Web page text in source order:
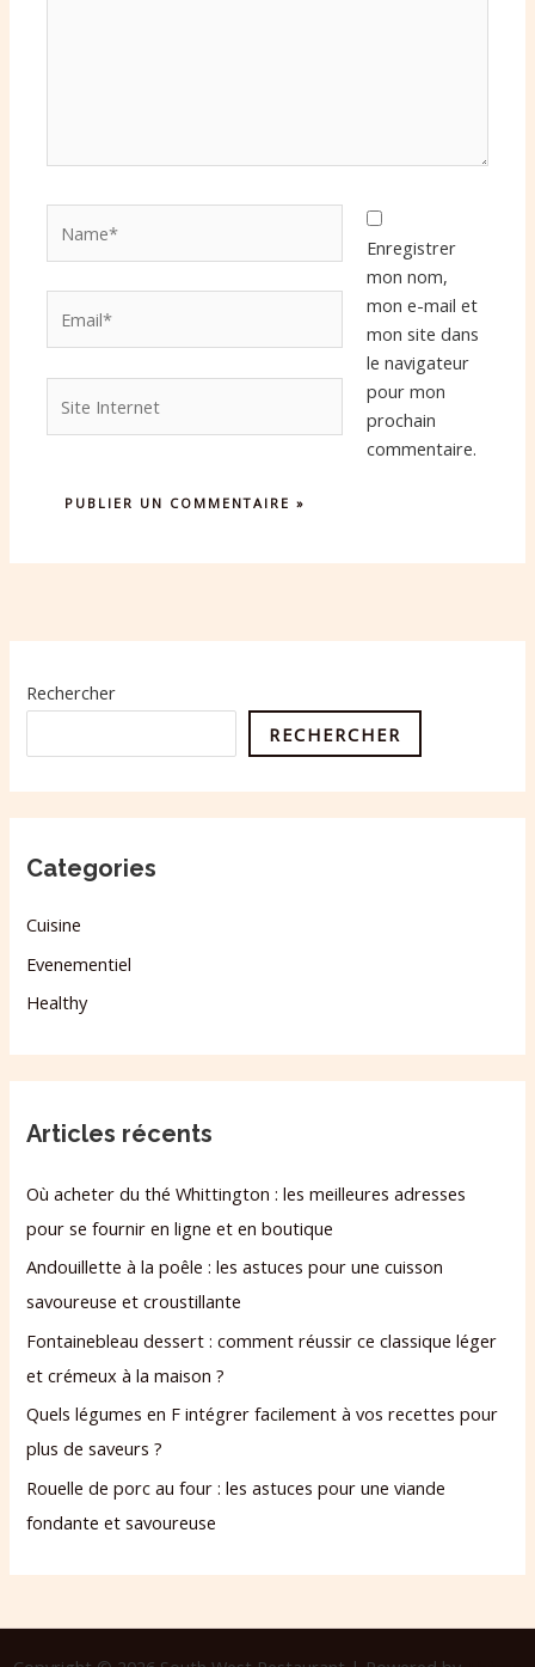
Internet
Enregistrer
mon nom,
mon e-mail et
mon site dans
le navigateur
pour mon
prochain
commentaire.
Rechercher
RECHERCHER
Categories
Cuisine
Evenementiel
Healthy
Articles récents
Où acheter du thé Whittington : les meilleures adresses
pour se fournir en ligne et en boutique
Andouillette à la poêle : les astuces pour une cuisson
savoureuse et croustillante
Fontainebleau dessert : comment réussir ce classique léger
et crémeux à la maison ?
Quels légumes en F intégrer facilement à vos recettes pour
plus de saveurs ?
Rouelle de porc au four : les astuces pour une viande
fondante et savoureuse